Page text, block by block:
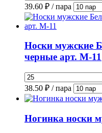
39.60 ₽ / пара
Носки мужские
черные арт. М-11
38.50 ₽ / пара
Ногинка носки